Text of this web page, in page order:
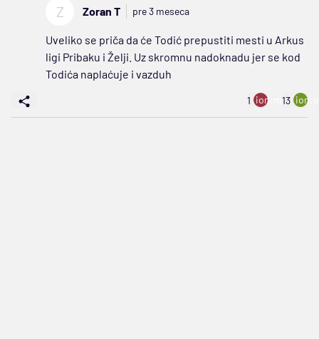
Z Zoran T pre 3 meseca
Uveliko se priča da će Todić prepustiti mesti u Arkus
ligi Pribaku i Želji. Uz skromnu nadoknadu jer se kod
Todića naplaćuje i vazduh
1 ion:minus
13